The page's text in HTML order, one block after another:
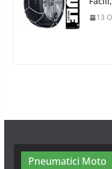
Pneumatici Moto